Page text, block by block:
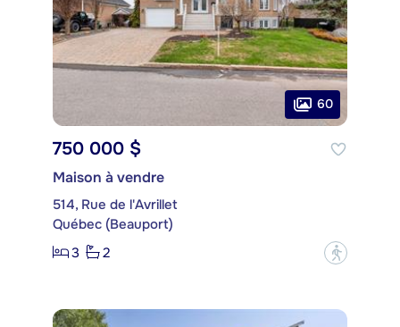
60
750 000 $
Maison à vendre
514, Rue de l'Avrillet
Québec (Beauport)
3
2 ?